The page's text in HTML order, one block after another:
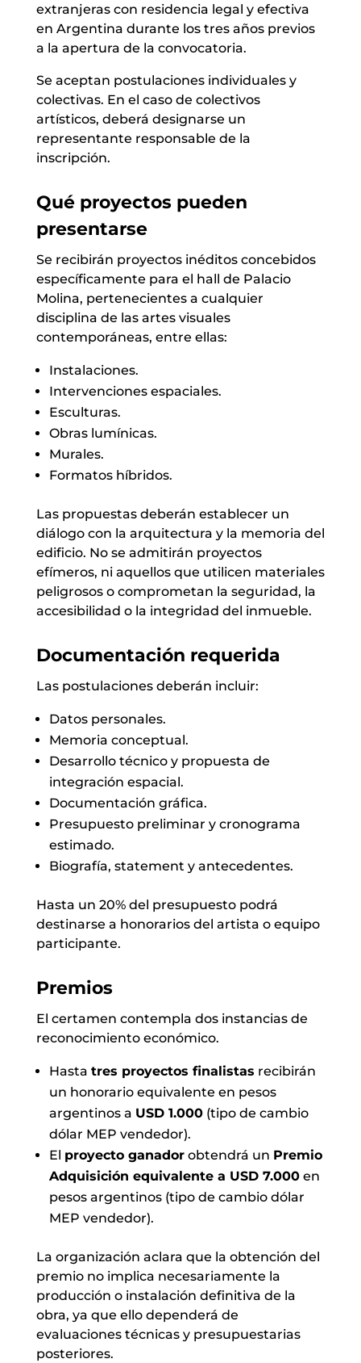
extranjeras con residencia legal y efectiva
en Argentina durante los tres años previos
a la apertura de la convocatoria.
Se aceptan postulaciones individuales y
colectivas. En el caso de colectivos
artísticos, deberá designarse un
representante responsable de la
inscripción.
Qué proyectos pueden
presentarse
Se recibirán proyectos inéditos concebidos
específicamente para el hall de Palacio
Molina, pertenecientes a cualquier
disciplina de las artes visuales
contemporáneas, entre ellas:
Instalaciones.
Intervenciones espaciales.
Esculturas.
Obras lumínicas.
Murales.
Formatos híbridos.
Las propuestas deberán establecer un
diálogo con la arquitectura y la memoria del
edificio. No se admitirán proyectos
efímeros, ni aquellos que utilicen materiales
peligrosos o comprometan la seguridad, la
accesibilidad o la integridad del inmueble.
Documentación requerida
Las postulaciones deberán incluir:
Datos personales.
Memoria conceptual.
Desarrollo técnico y propuesta de
integración espacial.
Documentación gráfica.
Presupuesto preliminar y cronograma
estimado.
Biografía, statement y antecedentes.
Hasta un 20% del presupuesto podrá
destinarse a honorarios del artista o equipo
participante.
Premios
El certamen contempla dos instancias de
reconocimiento económico.
Hasta tres proyectos finalistas recibirán
un honorario equivalente en pesos
argentinos a USD 1.000(tipo de cambio
dólar MEP vendedor).
El proyecto ganadorobtendrá un Premio
Adquisición equivalente a USD 7.000en
pesos argentinos (tipo de cambio dólar
MEP vendedor).
La organización aclara que la obtención del
premio no implica necesariamente la
producción o instalación definitiva de la
obra, ya que ello dependerá de
evaluaciones técnicas y presupuestarias
posteriores.